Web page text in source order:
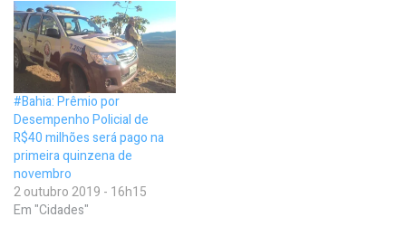
#Bahia: Prêmio por
Desempenho Policial de
R$40 milhões será pago na
primeira quinzena de
novembro
2 outubro 2019 - 16h15
Em "Cidades"